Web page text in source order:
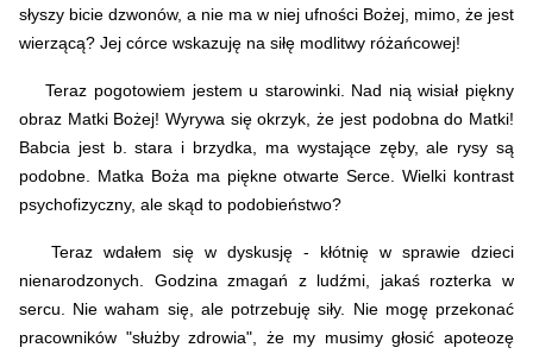
słyszy bicie dzwonów, a nie ma w niej ufności Bożej, mimo, że jest
wierzącą? Jej córce wskazuję na siłę modlitwy różańcowej!
Teraz pogotowiem jestem u starowinki. Nad nią wisiał piękny
obraz Matki Bożej! Wyrywa się okrzyk, że jest podobna do Matki!
Babcia jest b. stara i brzydka, ma wystające zęby, ale rysy są
podobne. Matka Boża ma piękne otwarte Serce. Wielki kontrast
psychofizyczny, ale skąd to podobieństwo?
Teraz wdałem się w dyskusję - kłótnię w sprawie dzieci
nienarodzonych. Godzina zmagań z ludźmi, jakaś rozterka w
sercu. Nie waham się, ale potrzebuję siły. Nie mogę przekonać
pracowników "służby zdrowia", że my musimy głosić apoteozę